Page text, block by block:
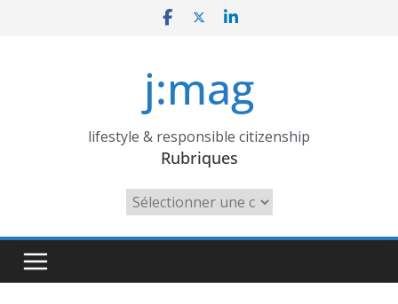
j:mag
lifestyle & responsible citizenship
Rubriques
Rubriques